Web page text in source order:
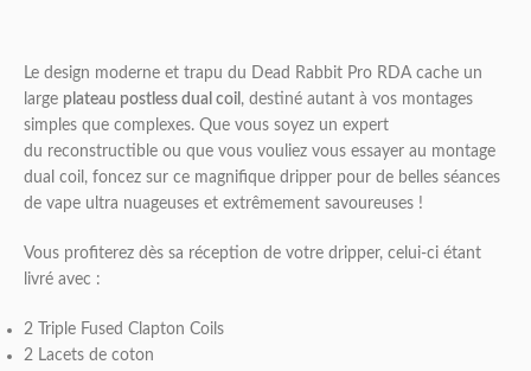
Le design moderne et trapu du Dead Rabbit Pro RDA cache un
large plateau postless dual coil , destiné autant à vos montages
simples que complexes. Que vous soyez un expert
du reconstructible ou que vous vouliez vous essayer au montage
dual coil, foncez sur ce magnifique dripper pour de belles séances
de vape ultra nuageuses et extrêmement savoureuses !
Vous profiterez dès sa réception de votre dripper, celui-ci étant
livré avec :
2 Triple Fused Clapton Coils
2 Lacets de coton